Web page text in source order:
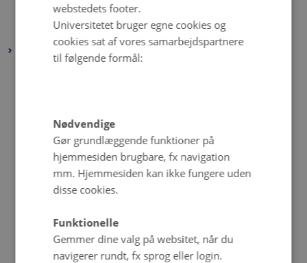
februar 2025(2 poster)
januar 2025(2 poster)
september 2024(4 poster)
august 2024
(2 poster)
juli 2024 (2 poster)
juni 2024(2 poster)
april 2024(3 poster)
marts 2024
(2 poster)
webstedets footer.
Universitetet bruger egne cookies og
cookies sat af vores samarbejdspartnere
til følgende formål:
Nødvendige
Gør grundlæggende funktioner på
hjemmesiden brugbare, fx navigation
mm. Hjemmesiden kan ikke fungere uden
disse cookies.
Funktionelle
Gemmer dine valg på websitet, når du
navigerer rundt, fx sprog eller login.